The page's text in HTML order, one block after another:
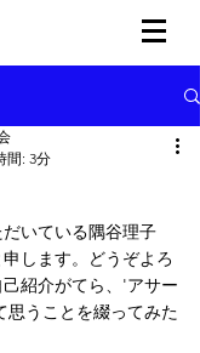
間: 3分
いている隅谷理子
申します。どうぞよろ
紹介がてら、'アサー
思うことを綴ってみた